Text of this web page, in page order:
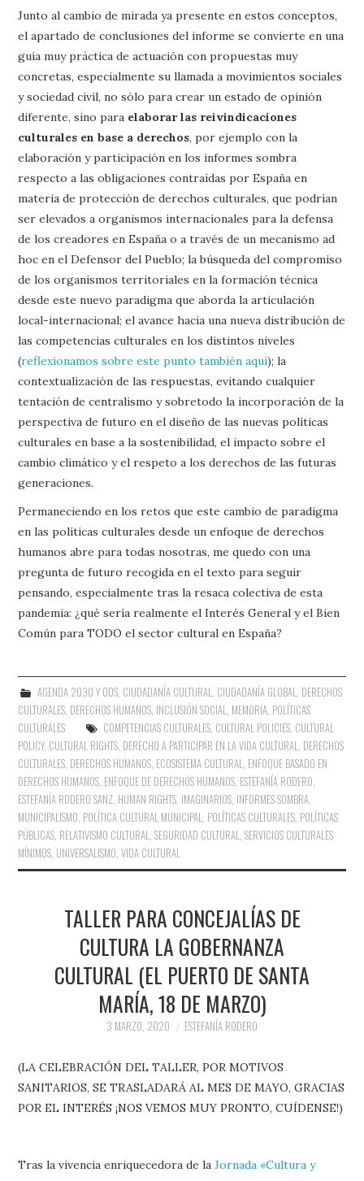
Junto al cambio de mirada ya presente en estos conceptos,
el apartado de conclusiones del informe se convierte en una
guía muy práctica de actuación con propuestas muy
concretas, especialmente su llamada a movimientos sociales
y sociedad civil, no sólo para crear un estado de opinión
diferente, sino para elaborar las reivindicaciones
culturales en base a derechos, por ejemplo con la
elaboración y participación en los informes sombra
respecto a las obligaciones contraídas por España en
materia de protección de derechos culturales, que podrían
ser elevados a organismos internacionales para la defensa
de los creadores en España o a través de un mecanismo ad
hoc en el Defensor del Pueblo; la búsqueda del compromiso
de los organismos territoriales en la formación técnica
desde este nuevo paradigma que aborda la articulación
local-internacional; el avance hacia una nueva distribución de
las competencias culturales en los distintos niveles
(reflexionamos sobre este punto también aquí); la
contextualización de las respuestas, evitando cualquier
tentación de centralismo y sobretodo la incorporación de la
perspectiva de futuro en el diseño de las nuevas políticas
culturales en base a la sostenibilidad, el impacto sobre el
cambio climático y el respeto a los derechos de las futuras
generaciones.
Permaneciendo en los retos que este cambio de paradigma
en las políticas culturales desde un enfoque de derechos
humanos abre para todas nosotras, me quedo con una
pregunta de futuro recogida en el texto para seguir
pensando, especialmente tras la resaca colectiva de esta
pandemia: ¿qué sería realmente el Interés General y el Bien
Común para TODO el sector cultural en España?
AGENDA 2030 Y ODS, CIUDADANÍA CULTURAL CIUDADANÍA GLOBAL DERECHOS
CULTURALES DERECHOS HUMANOS INCLUSIÓN SOCIAL MEMORIA POLÍTICAS
CULTURALES
COMPETENCIAS CULTURALES, CULTURAL POLICIES, CULTURAL
POLICY, CULTURAL RIGHTS DERECHO A PARTICIPAR EN LA VIDA CULTURAL DERECHOS
CULTURALES DERECHOS HUMANOS ECOSISTEMA CULTURAL ENFOQUE BASADO EN
DERECHOS HUMANOS ENFOQUE DE DERECHOS HUMANOS ESTEFANÍA RODERO
ESTEFANÍA RODERO SANZ HUMAN RIGHTS IMAGINARIOS INFORMES SOMBRA
MUNICIPALISMO POLÍTICA CULTURAL MUNICIPAL POLÍTICAS CULTURALES POLÍTICAS
PÚBLICAS RELATIVISMO CULTURAL ,SEGURIDAD CULTURAL ,SERVICIOS CULTURALES
MÍNIMOS UNIVERSALISMO ,VIDA CULTURAL
TALLER PARA CONCEJALÍAS DE
CULTURA LA GOBERNANZA
CULTURAL (EL PUERTO DE SANTA
MARÍA, 18 DE MARZO)
3 MARZO, 2020 ESTEFANÍA RODERO
(LA CELEBRACIÓN DEL TALLER, POR MOTIVOS
SANITARIOS, SE TRASLADARÁ AL MES DE MAYO, GRACIAS
POR EL INTERÉS ¡NOS VEMOS MUY PRONTO, CUÍDENSE!)
Tras la vivencia enriquecedora de laJornada «Cultura y